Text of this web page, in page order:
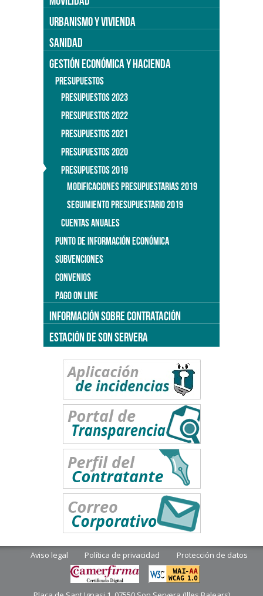
URBANISMO Y VIVIENDA
SANIDAD
GESTIÓN ECONÓMICA Y HACIENDA
PRESUPUESTOS
PRESUPUESTOS 2023
PRESUPUESTOS 2022
PRESUPUESTOS 2021
PRESUPUESTOS 2020
PRESUPUESTOS 2019
MODIFICACIONES PRESUPUESTARIAS 2019
SEGUIMIENTO PRESUPUESTARIO 2019
CUENTAS ANUALES
PUNTO DE INFORMACIÓN ECONÓMICA
SUBVENCIONES
CONVENIOS
PAGO ON LINE
INFORMACIÓN SOBRE CONTRATACIÓN
ESTACIÓN DE SON SERVERA
Aviso legal Política de privacidad Protección de datos